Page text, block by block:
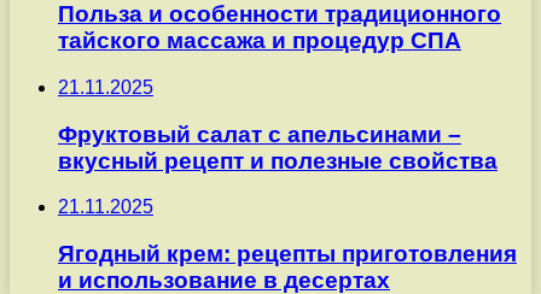
Польза и особенности традиционного
тайского массажа и процедур СПА
21.11.2025
Фруктовый салат с апельсинами –
вкусный рецепт и полезные свойства
21.11.2025
Ягодный крем: рецепты приготовления
и использование в десертах